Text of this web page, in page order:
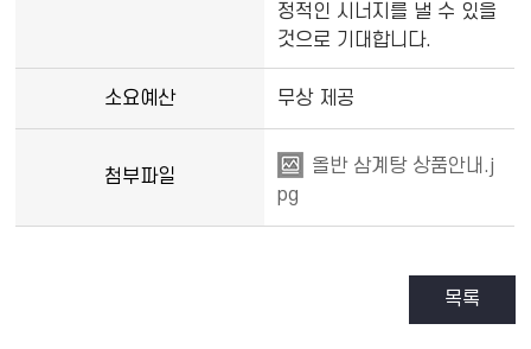
정적인 시너지를 낼 수 있을
것으로 기대합니다.
소요예산 무상 제공
첨부파일
올반 삼계탕 상품안내.j
pg
목록